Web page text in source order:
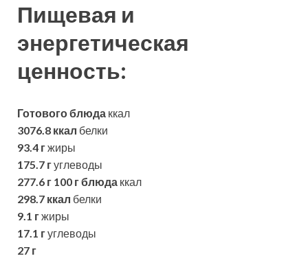
Пищевая и
энергетическая
ценность:
Готового блюда ккал
3076.8 ккал белки
93.4 гжиры
175.7 гуглеводы
277.6 г 100 г блюда ккал
298.7 ккал белки
9.1 гжиры
17.1 гуглеводы
27 г